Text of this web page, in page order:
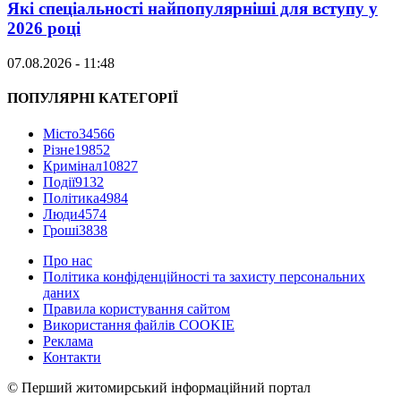
Які спеціальності найпопулярніші для вступу у
2026 році
07.08.2026 - 11:48
ПОПУЛЯРНІ КАТЕГОРІЇ
Місто34566
Різне19852
Кримінал10827
Події9132
Політика4984
Люди4574
Гроші3838
Про нас
Політика конфіденційності та захисту персональних
даних
Правила користування сайтом
Використання файлів COOKIE
Реклама
Контакти
© Перший житомирський інформаційний портал